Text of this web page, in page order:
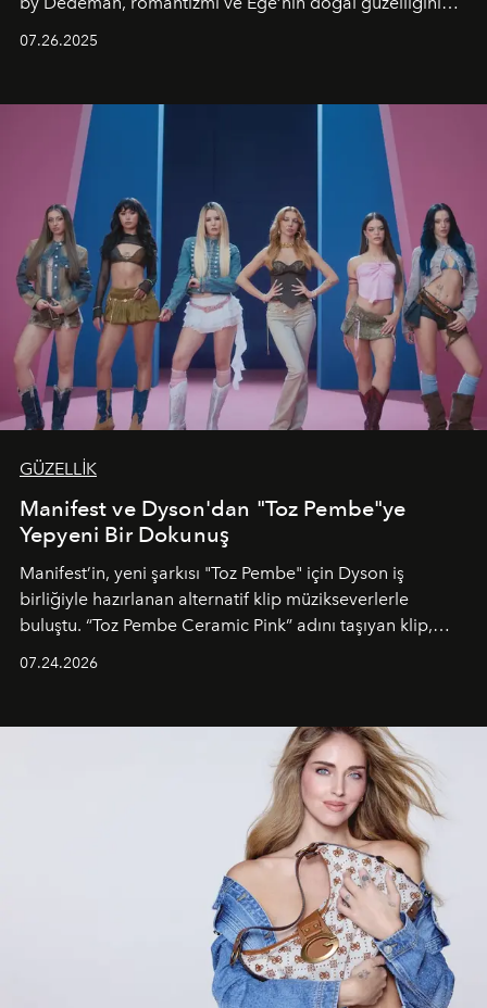
07.26.2025
GÜZELLİK
Manifest ve Dyson'dan "Toz Pembe"ye
Yepyeni Bir Dokunuş
Manifest’in, yeni şarkısı "Toz Pembe" için Dyson iş
birliğiyle hazırlanan alternatif klip müzikseverlerle
buluştu. “Toz Pembe Ceramic Pink” adını taşıyan klip,
unsurlarından biri olarak öne çıkıyor.
07.24.2026